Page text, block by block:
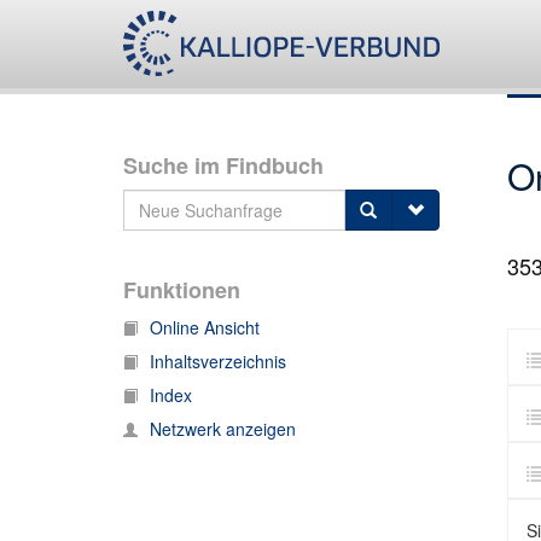
Suche im Findbuch
Funktionen
Online Ansicht
Inhaltsverzeichnis
Index
Netzwerk anzeigen